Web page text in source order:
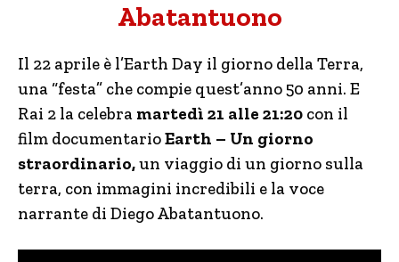
Abatantuono
Il 22 aprile è l’Earth Day il giorno della Terra,
una “festa” che compie quest’anno 50 anni. E
Rai 2 la celebra martedì 21 alle 21:20 con il
film documentarioEarth – Un giorno
straordinario,un viaggio di un giorno sulla
terra, con immagini incredibili e la voce
narrante di Diego Abatantuono.